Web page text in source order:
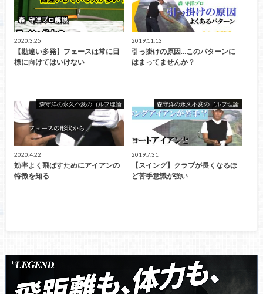
2020.3.25
【勘違い多発】フェースは常に目
標に向けてはいけない
2019.11.13
引っ掛けの原因…このパターンに
はまってませんか？
森守洋の永久不変のゴルフ理論
2020.4.22
効率よく飛ばすためにアイアンの
特徴を知る
森守洋の永久不変のゴルフ理論
2019.7.31
【スイング】クラブが長くなるほ
ど苦手意識が強い